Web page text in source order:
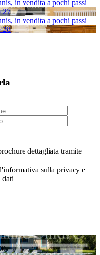
dettagliata tramite
sulla privacy e
dati